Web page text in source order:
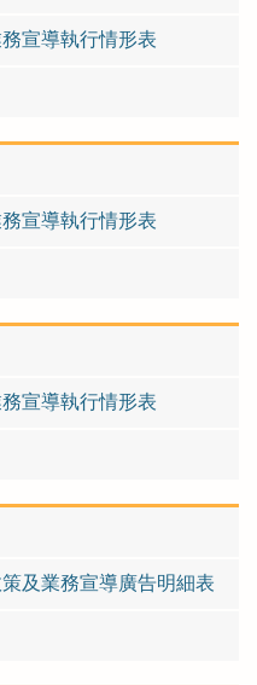
宣導執行情形表
宣導執行情形表
宣導執行情形表
及業務宣導廣告明細表